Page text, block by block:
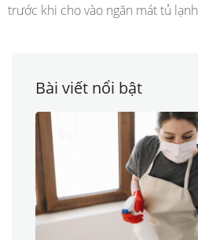
trước khi cho vào ngăn mát tủ lạnh
Bài viết nổi bật